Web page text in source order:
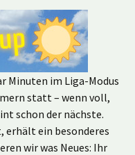
Minuten im Liga-Modus
statt – wenn voll,
schon der nächste.
erhält ein besonderes
wir was Neues: Ihr